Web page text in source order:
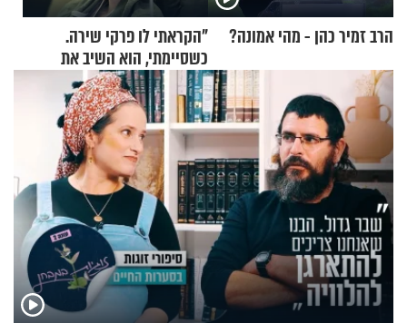
הרב זמיר כהן - מהי אמונה?
"הקראתי לו פרקי שירה.
כשסיימתי, הוא השיב את
נשמתו לבורא"